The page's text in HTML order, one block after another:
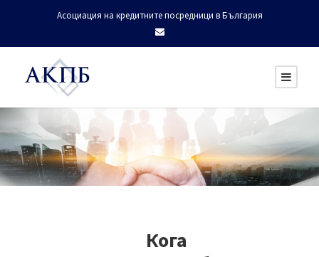
Асоциация на кредитните посредници в България
Кога